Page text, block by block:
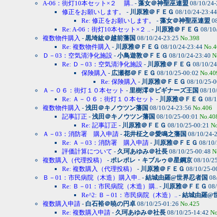
A-06：街灯10本セット×２ 購.. - 藻女＠神聖巫連盟 08/10/
修正をお願いします。
- 川原雅＠ＦＥＧ 08/10/24-
Re: 修正をお願いします。
- 藻女＠神聖巫連盟
Re: A-06：街灯10本セット×２ .. - 川原雅＠ＦＥＧ 08/
複数物件購入 - 黒埼紘＠越前藩国 08/10/24-23:25 No.398
Re: 複数物件購入 - 川原雅＠ＦＥＧ 08/10/24-23:44
Ｄ－03：空気清浄化施設 - 小鳥遊敦＠ＦＥＧ 08/10/24-23:40
Re: Ｄ－03：空気清浄化施設 - 川原雅＠ＦＥＧ 08/10/
保険購入 - 広瀬都＠ＦＥＧ 08/10/25-00:02
Re: 保険購入 - 川原雅＠ＦＥＧ 08/10/25-
Ａ－０６：街灯１０本セット - 里樹澪＠ビギナーズ王国 08/
Re: Ａ－０６：街灯１０本セット - 川原雅＠ＦＥＧ 08/
複数物件購入 - 浅田＠キノウツン藩国 08/10/24-23:56 No.406
記事訂正 - 浅田＠キノウツン藩国 08/10/25-00:01
Re: 記事訂正 - 川原雅＠ＦＥＧ 08/10/25-00:21
Ａ－03：消防署 購入申請 - 花井柾之＠愛鳴之藩国 08/10/24-
Re: Ａ－03：消防署 購入申請 - 川原雅＠ＦＥＧ 08/
評価計算について - 久珂あゆみ＠社長 08/10/25-00:48
複数購入（代理投稿）
- ポレポレ・キブルゥ＠星鋼京 08/10/
Re: 複数購入（代理投稿）
- 川原雅＠ＦＥＧ 08/10/25-
Ｂ－01：市民病院（木造）購入申.. - 結城由羅@世界忍者国
Re: Ｂ－01：市民病院（木造）購.. - 川原雅＠ＦＥＧ
Re^2: Ｂ－01：市民病院（木造）.. - 結城由羅@
複数購入申請 - 白石裕＠暁の円卓 08/10/25-01:26 No.425
Re: 複数購入申請 - 久珂あゆみ＠社長 08/10/25-14:42